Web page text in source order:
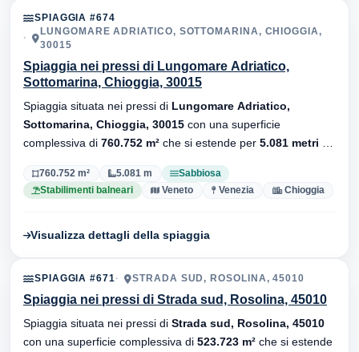
SPIAGGIA #674
LUNGOMARE ADRIATICO, SOTTOMARINA, CHIOGGIA,
30015
Spiaggia nei pressi di Lungomare Adriatico,
Sottomarina, Chioggia, 30015
Spiaggia situata nei pressi di Lungomare Adriatico,
Sottomarina, Chioggia, 30015 con una superficie
complessiva di 760.752 m² che si estende per 5.081 metri
balneari.
760.752 m² 5.081 m
Sabbiosa
Stabilimenti balneari
Veneto Venezia Chioggia
Visualizza dettagli della spiaggia
SPIAGGIA #671 STRADA SUD, ROSOLINA, 45010
Spiaggia nei pressi di Strada sud, Rosolina, 45010
Spiaggia situata nei pressi di Strada sud, Rosolina, 45010
con una superficie complessiva di 523.723 m² che si estende